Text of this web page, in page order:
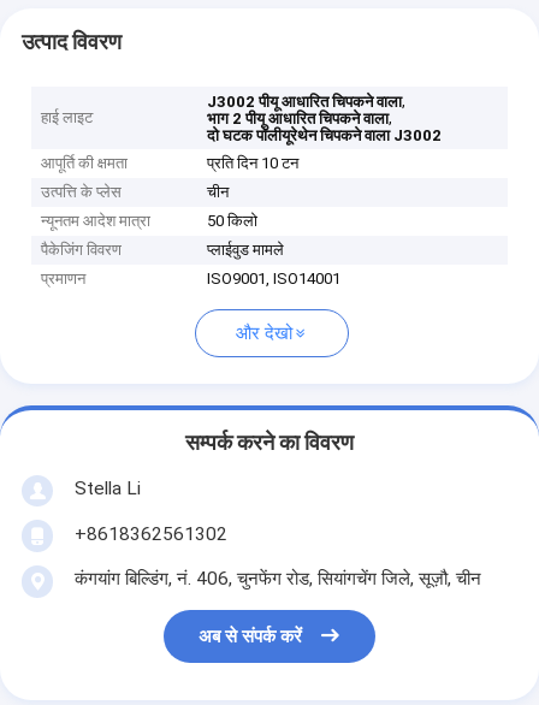
उत्पाद विवरण
हाई लाइट
J3002 पीयू आधारित चिपकने वाला,
भाग 2 पीयू आधारित चिपकने वाला,
दो घटक पॉलीयूरेथेन चिपकने वाला J3002
आपूर्ति की क्षमता
प्रति दिन 10 टन
उत्पत्ति के प्लेस
चीन
न्यूनतम आदेश मात्रा
50 किलो
पैकेजिंग विवरण
प्लाईवुड मामले
प्रमाणन
ISO9001, ISO14001
और देखो
सम्पर्क करने का विवरण
Stella Li
+8618362561302
कंगयांग बिल्डिंग, नं. 406, चुनफेंग रोड, सियांगचेंग जिले, सूज़ौ, चीन
अब से संपर्क करें